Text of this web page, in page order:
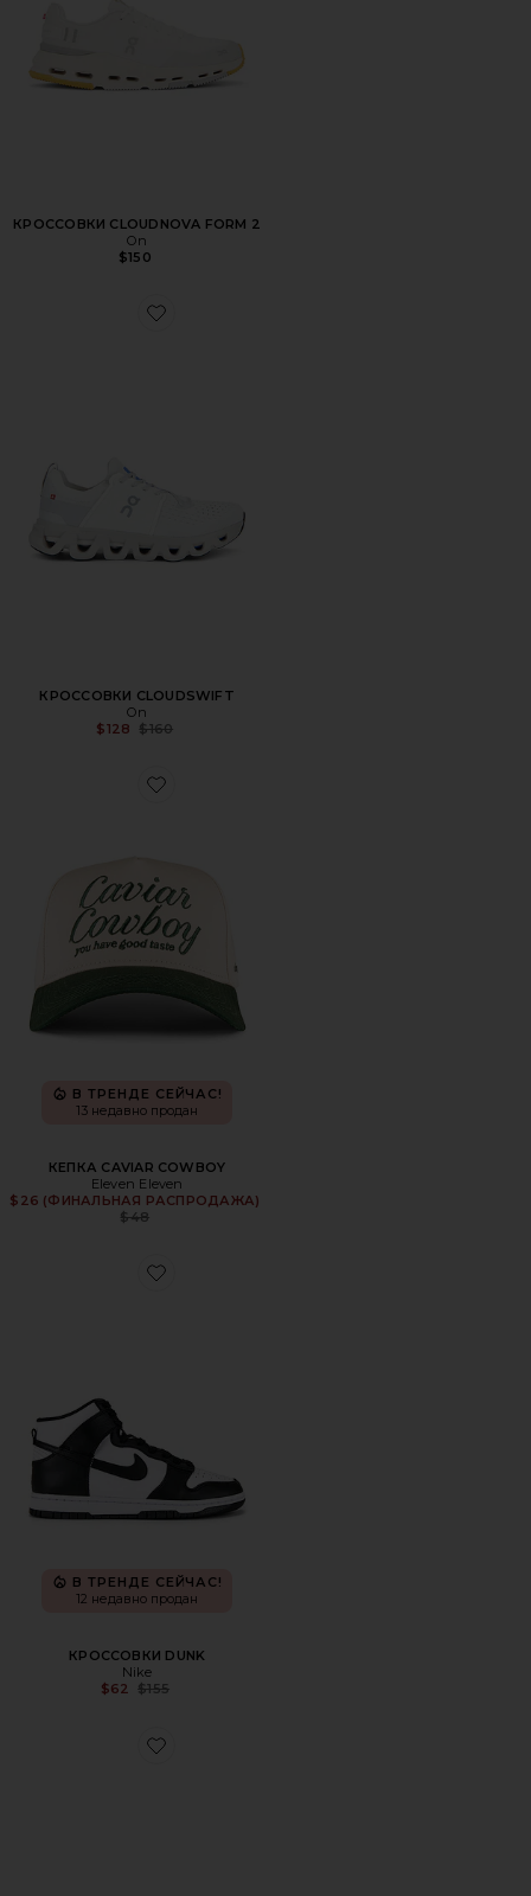
КРОССОВКИ CLOUDNOVA FORM 2
On
$150
Favorite КРОССОВКИ CLOUDSWIFT
КРОССОВКИ CLOUDSWIFT
On
$128
Previous price:
$160
Favorite КЕПКА CAVIAR COWBOY
В ТРЕНДЕ СЕЙЧАС!
13 недавно продан
КЕПКА CAVIAR COWBOY
Eleven Eleven
$26 (ФИНАЛЬНАЯ РАСПРОДАЖА)
Previous price:
$48
Favorite КРОССОВКИ DUNK
В ТРЕНДЕ СЕЙЧАС!
12 недавно продан
КРОССОВКИ DUNK
Nike
$62 Previous price:
$155
Favorite КРОССОВКИ THE ROGER CH VARSITY